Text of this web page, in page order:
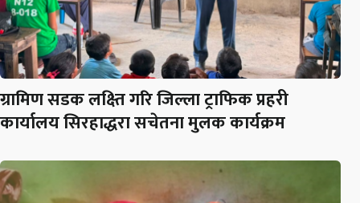
ग्रामिण सडक लक्ष्ति गरि जिल्ला ट्राफिक प्रहरी
कार्यालय सिरहाद्धरा सचेतना मुलक कार्यक्रम